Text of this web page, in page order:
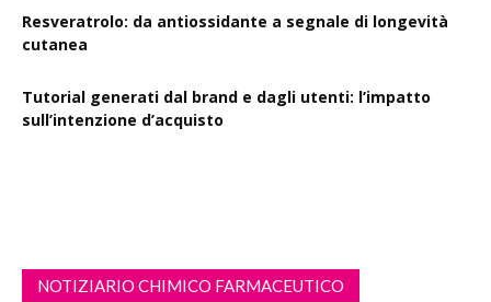
Resveratrolo: da antiossidante a segnale di longevità
cutanea
Tutorial generati dal brand e dagli utenti: l’impatto
sull’intenzione d’acquisto
NOTIZIARIO CHIMICO FARMACEUTICO